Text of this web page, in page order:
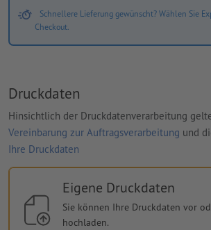
Schnellere Lieferung gewünscht? Wählen Sie
Checkout.
Druckdaten
Hinsichtlich der Druckdatenverarbeitung
Vereinbarung zur Auftragsverarbeitung und
Ihre Druckdaten
Eigene Druckdaten
Sie können Ihre Druckdaten vor
hochladen.